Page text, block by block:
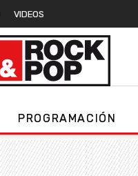
VIDEOS
PROGRAMACIÓN